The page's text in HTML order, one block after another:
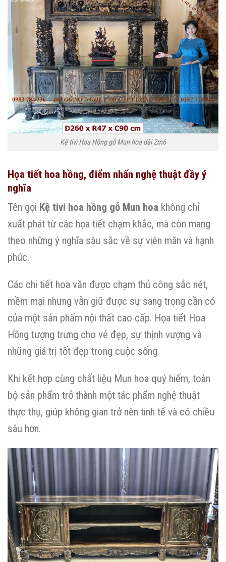
Kệ tivi Hoa Hồng gỗ Mun hoa dài 2m6
Họa tiết hoa hồng, điểm nhấn nghệ thuật đầy ý
nghĩa
Tên gọi Kệ tivi hoa hồng gỗ Mun hoa không chỉ
xuất phát từ các họa tiết chạm khắc, mà còn mang
theo những ý nghĩa sâu sắc về sự viên mãn và hạnh
phúc.
Các chi tiết hoa văn được chạm thủ công sắc nét,
mềm mại nhưng vẫn giữ được sự sang trọng cần có
của một sản phẩm nội thất cao cấp. Họa tiết Hoa
Hồng tượng trưng cho vẻ đẹp, sự thịnh vượng và
những giá trị tốt đẹp trong cuộc sống.
Khi kết hợp cùng chất liệu Mun hoa quý hiếm, toàn
bộ sản phẩm trở thành một tác phẩm nghệ thuật
thực thụ, giúp không gian trở nên tinh tế và có chiều
sâu hơn.